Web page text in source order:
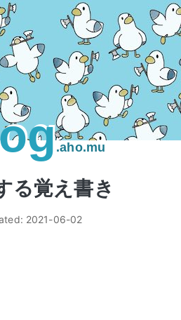
.aho.mu
る覚え書き
2021-06-02